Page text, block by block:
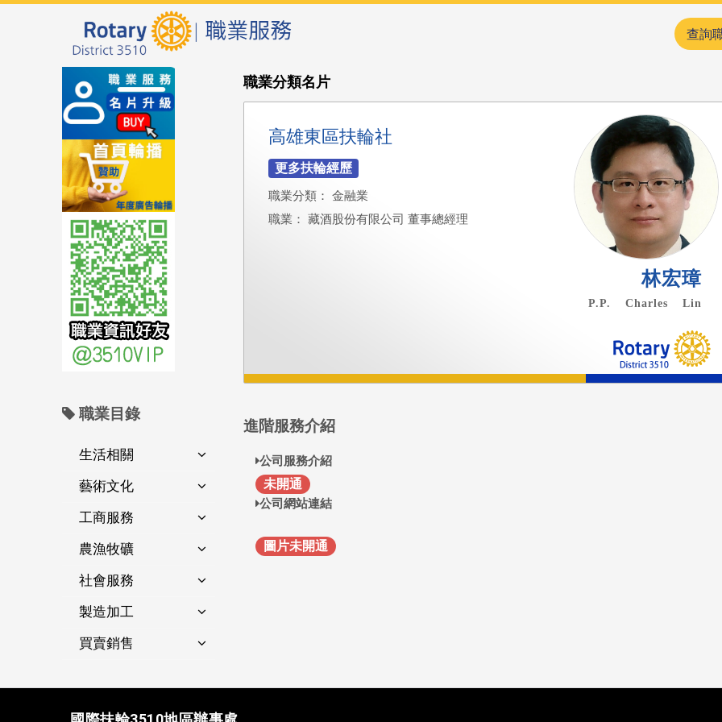
查詢
職業目錄
生活相關
藝術文化
工商服務
農漁牧礦
社會服務
製造加工
買賣銷售
職業分類名片
高雄東區扶輪社
職業分類： 金融業
職業： 藏酒股份有限公司 董事總經理
林宏璋
P.P. Charles Lin
進階服務介紹
公司服務介紹
未開通
公司網站連結
圖片未開通